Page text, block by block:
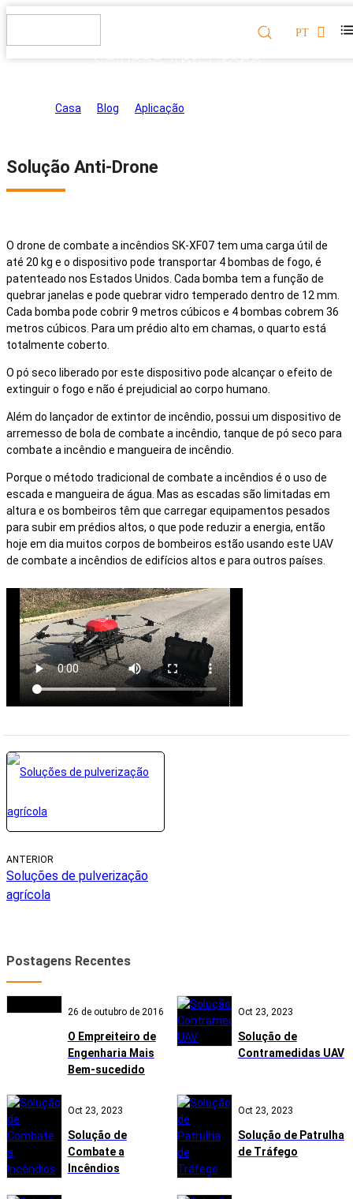
PT
Casa Blog Aplicação
Solução Anti-Drone
O drone de combate a incêndios SK-XF07 tem uma carga útil de
até 20 kg e o dispositivo pode transportar 4 bombas de fogo, é
patenteado nos Estados Unidos. Cada bomba tem a função de
quebrar janelas e pode quebrar vidro temperado dentro de 12 mm.
Cada bomba pode cobrir 9 metros cúbicos e 4 bombas cobrem 36
metros cúbicos. Para um prédio alto em chamas, o quarto está
totalmente coberto.
O pó seco liberado por este dispositivo pode alcançar o efeito de
extinguir o fogo e não é prejudicial ao corpo humano.
Além do lançador de extintor de incêndio, possui um dispositivo de
arremesso de bola de combate a incêndio, tanque de pó seco para
combate a incêndio e mangueira de incêndio.
Porque o método tradicional de combate a incêndios é o uso de
escada e mangueira de água. Mas as escadas são limitadas em
altura e os bombeiros têm que carregar equipamentos pesados
para subir em prédios altos, o que pode reduzir a energia, então
hoje em dia muitos corpos de bombeiros estão usando este UAV
de combate a incêndios de edifícios altos e para outros países.
ANTERIOR
Soluções de pulverização
agrícola
Postagens Recentes
26 de outubro de 2016
O Empreiteiro de
Engenharia Mais
Bem-sucedido
Oct 23, 2023
Solução de
Contramedidas UAV
Oct 23, 2023
Solução de
Combate a
Incêndios
Oct 23, 2023
Solução de Patrulha
de Tráfego